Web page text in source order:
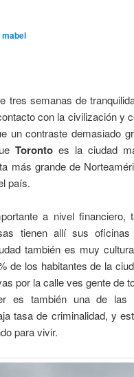
mabel
tres semanas de
con la civilización y
un contraste demasiado
Torontoes la ciudad
más grande de
país.
a nivel financiero,
tienen allí sus
también es muy
de los habitantes de la
por la calle ves gente de
es también una de las
tasa de criminalidad, y
para vivir.